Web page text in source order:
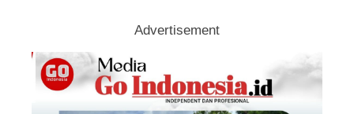
Advertisement